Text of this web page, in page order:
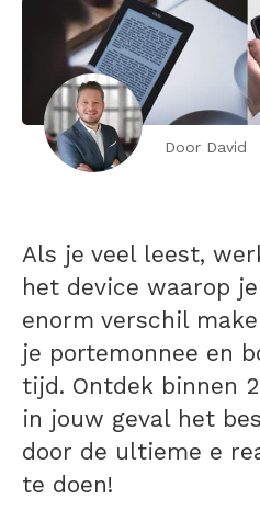
Door David
Als je veel leest,
het device waarop
enorm verschil
je portemonnee en
tijd. Ontdek binnen
in jouw geval het
door de ultieme e
te doen!